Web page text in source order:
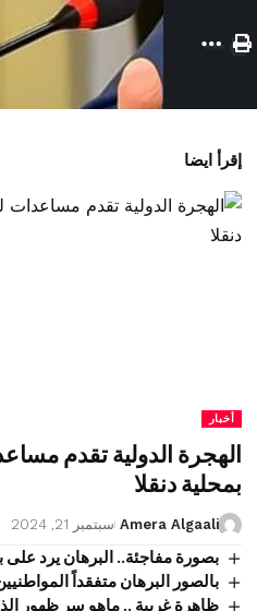
إقرأ ايضا
أخبار
بمحلية دنقلا
Amera Algaali سبتمبر 21, 2024
بصورة مفاجئة.. البرهان يرد على
بالصور البرهان متفقداً
ظاهرة غريبة .. ماهو سر ظهور